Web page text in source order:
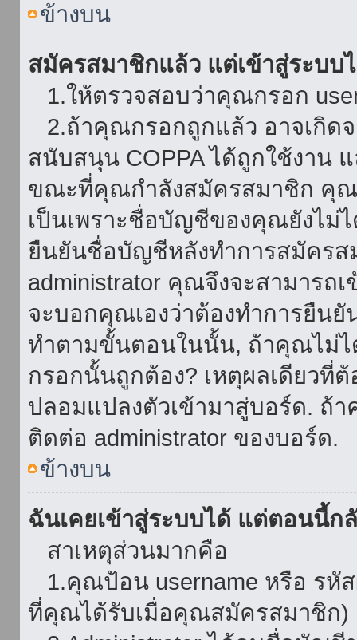
ข้างบน
สมัครสมาชิกแล้ว แต่เข้าสู่ระบบ
1.ให้ตรวจสอบว่าคุณกรอก
2.ถ้าคุณกรอกถูกแล้ว อาจเกิด
สนับสนุน COPPA ได้ถูกใช้งาน
ขณะที่คุณกำลังสมัครสมาชิก คุ
เป็นเพราะชื่อบัญชีของคุณยังไม่
ยืนยันชื่อบัญชีหลังทำการสมัครส
administrator คุณจึงจะสามาร
จะบอกคุณเองว่าต้องทำการยืน
ทำตามขั้นตอนในนั้น, ถ้าคุณไม่
กรอกนั้นถูกต้อง? เหตุผลเดียวที่
ปลอมแปลงตัวเข้ามาสู่บอร์ด. ถ้
ติดต่อ administrator ของบอร์ด.
ข้างบน
ฉันเคยเข้าสู่ระบบได้ แต่ตอนนี้ก
สาเหตุส่วนมากคือ
1.คุณป้อน username หรือ รหั
ที่คุณได้รับเมื่อคุณสมัครสมาชิก)